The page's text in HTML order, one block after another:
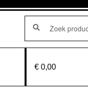
Zoeken
naar:
€ 0,00